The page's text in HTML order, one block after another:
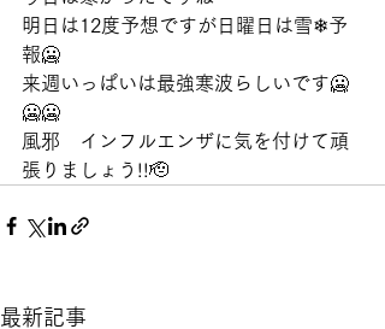
明日は12度予想ですが日曜日は雪❄予
報🥶
来週いっぱいは最強寒波らしいです🥶
🥶🥶
風邪　インフルエンザに気を付けて頑
張りましょう!!🫡
最新記事